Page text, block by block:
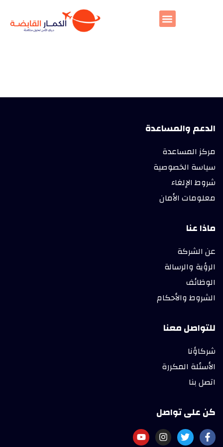
الدعم والمساعدة
مركز المساعدة
سياسة الخصوصية
شروط الإلغاء
معلومات الأمان
ماذا عنا
عن الشركة
الرؤية والرسالة
الوظائف
الشروط والأحكام
للتواصل معنا
شركاؤنا
الأسئلة المكررة
اتصل بنا
كن على تواصل